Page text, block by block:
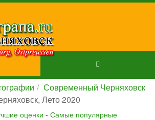
Современный Черняховск
Лето 2020
оценки - Самые популярные